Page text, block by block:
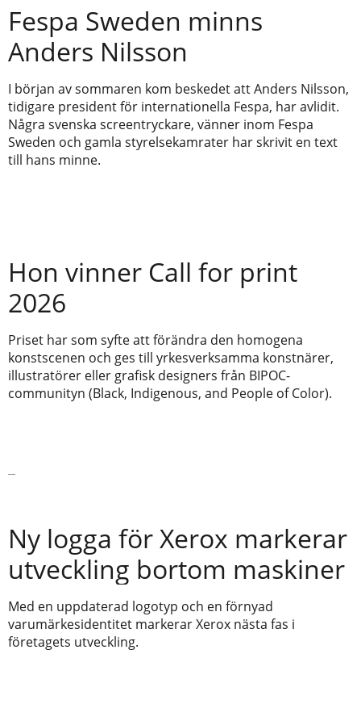
Fespa Sweden minns
Anders Nilsson
I början av sommaren kom beskedet att Anders Nilsson,
tidigare president för internationella Fespa, har avlidit.
Några svenska screentryckare, vänner inom Fespa
Sweden och gamla styrelsekamrater har skrivit en text
till hans minne.
Hon vinner Call for print
2026
Priset har som syfte att förändra den homogena
konstscenen och ges till yrkesverksamma konstnärer,
illustratörer eller grafisk designers från BIPOC-
communityn (Black, Indigenous, and People of Color).
Ny logga för Xerox markerar
utveckling bortom maskiner
Med en uppdaterad logotyp och en förnyad
varumärkesidentitet markerar Xerox nästa fas i
företagets utveckling.